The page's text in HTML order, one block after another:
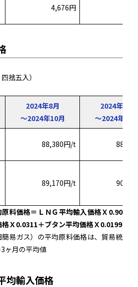
4,676円
捨五入）
2024年8月
～2024年10月
2024年9月
～2024年11
88,380円/t
89,170円/t
料価格＝ＬＮＧ平均輸入価格Ｘ0.90
Ｘ0.0311＋ブタン平均価格Ｘ0.0199
易ガス）の平均原料価格は、貿易統
ヶ月の平均値
均輸入価格